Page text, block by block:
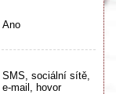
Ano
SMS, sociální sítě,
e-mail, hovor